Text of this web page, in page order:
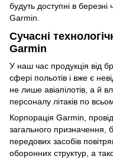
будуть доступні в
Garmin.
Сучасні
Garmin
У наш час продукція від
сфері польотів і вже є
не лише авіапілотів, а й
персоналу літаків по
Корпорація Garmin,
загального призначення,
передових засобів
оборонних структур, а